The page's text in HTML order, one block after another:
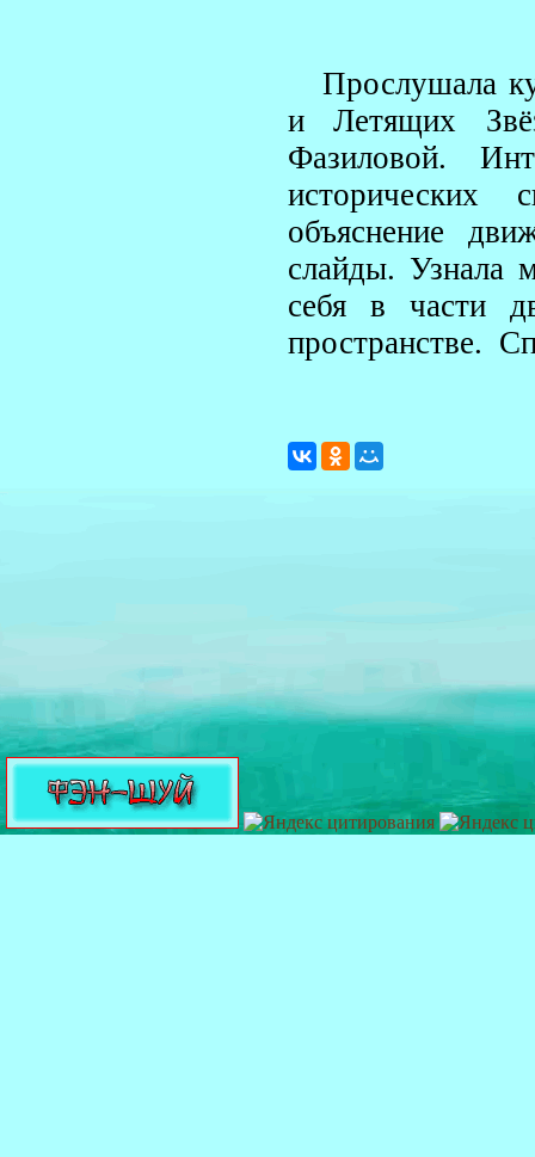
Прослушала
и Летящих
Фазиловой.
исторических
объяснение
слайды. Узнала
себя в части
пространстве.